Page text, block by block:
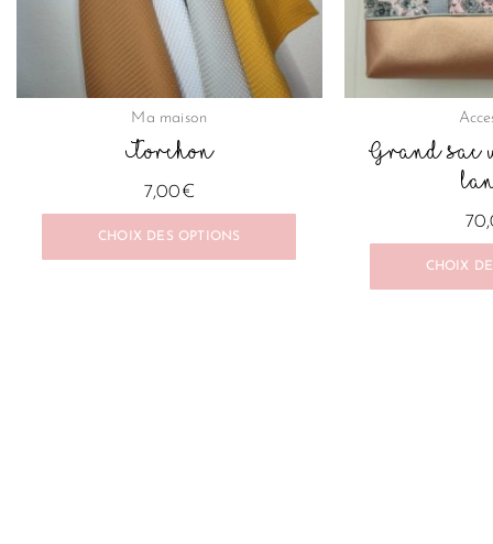
Ma maison
Torchon
7,00€
CHOIX DES OPTIONS
peuvent
choisies
sur
Grand sac
CHOIX